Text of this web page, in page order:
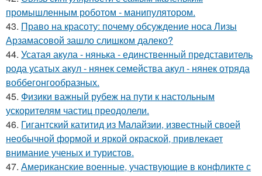
промышленным роботом - манипулятором.
43. Право на красоту: почему обсуждение носа Лизы
Арзамасовой зашло слишком далеко?
44. Усатая акула - нянька - единственный представитель
рода усатых акул - нянек семейства акул - нянек отряда
воббегонгообразных.
45. Физики важный рубеж на пути к настольным
ускорителям частиц преодолели.
46. Гигантский катитид из Малайзии, известный своей
необычной формой и яркой окраской, привлекает
внимание ученых и туристов.
47. Американские военные, участвующие в конфликте с